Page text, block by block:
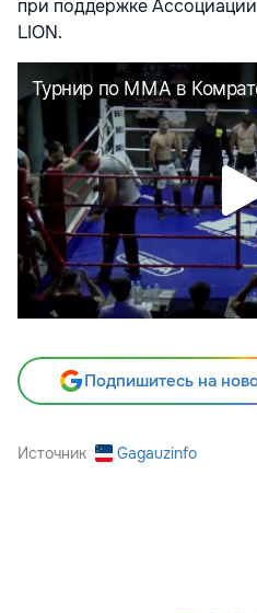
при поддержке Ассоциации
LION.
Подпишитесь на
Источник Gagauzinfo